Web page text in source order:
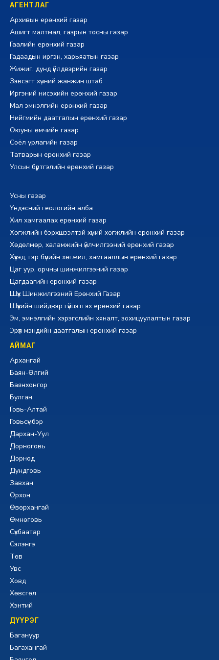
АГЕНТЛАГ
Архивын ерөнхий газар
Ашигт малтмал, газрын тосны газар
Гаалийн ерөнхий газар
Гадаадын иргэн, харьяатын газар
Жижиг, дунд үйлдвэрийн газар
Зэвсэгт хүчний жанжин штаб
Иргэний нисэхийн ерөнхий газар
Мал эмнэлгийн ерөнхий газар
Нийгмийн даатгалын ерөнхий газар
Оюуны өмчийн газар
Соёл урлагийн газар
Татварын ерөнхий газар
Улсын бүртгэлийн ерөнхий газар
Усны газар
Үндэсний геологийн алба
Хил хамгаалах ерөнхий газар
Хөгжлийн бэрхшээлтэй хүний хөгжлийн ерөнхий газар
Хөдөлмөр, халамжийн үйлчилгээний ерөнхий газар
Хүүхэд, гэр бүлийн хөгжил, хамгааллын ерөнхий газар
Цаг уур, орчны шинжилгээний газар
Цагдаагийн ерөнхий газар
Шүүх Шинжилгээний Ерөнхий Газар
Шүүхийн шийдвэр гүйцэтгэх ерөнхий газар
Эм, эмнэлгийн хэрэгслийн хяналт, зохицуулалтын газар
Эрүүл мэндийн даатгалын ерөнхий газар
АЙМАГ
Архангай
Баян-Өлгий
Баянхонгор
Булган
Говь-Алтай
Говьсүмбэр
Дархан-Уул
Дорноговь
Дорнод
Дундговь
Завхан
Орхон
Өвөрхангай
Өмнөговь
Сүхбаатар
Сэлэнгэ
Төв
Увс
Ховд
Хөвсгөл
Хэнтий
ДҮҮРЭГ
Багануур
Багахангай